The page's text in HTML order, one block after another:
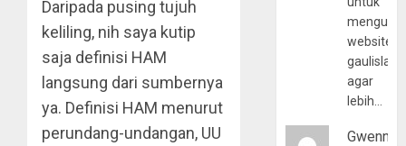
Daripada pusing tujuh
keliling, nih saya kutip
saja definisi HAM
langsung dari sumbernya
ya. Definisi HAM menurut
perundang-undangan, UU
website
agar
lebih…
Gwenny